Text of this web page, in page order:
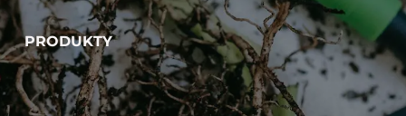
PRODUKTY